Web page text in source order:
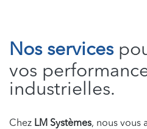
Nos services
vos
industrielles.
Chez LM Systèmes, nous vous